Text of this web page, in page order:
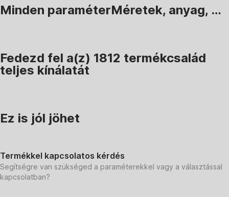
Minden paraméterMéretek, anyag, …
Fedezd fel a(z) 1812 termékcsalád
teljes kínálatát
Ez is jól jöhet
Termékkel kapcsolatos kérdés
Segítségre van szükséged a paraméterekkel vagy a választással
kapcsolatban?